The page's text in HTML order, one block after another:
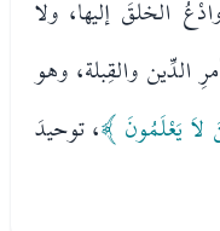
الخلقَ إليها، ولا
الدِّين والقِبلة، وهو
لاَ يَعْلَمُونَ ﴾، توحيدَ